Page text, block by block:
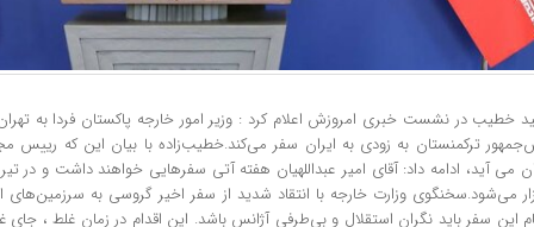
خطیب در نشست خبری امروزش اعلام کرد : وزیر امور خارجه پاکستان فردا به
ترکمنستان به زودی به ایران سفر می‌کند.خطیب‌زاده با بیان این که رییس
می آید، ادامه داد: آقای امیر عبداللهیان هفته آتی سفرهایی خواهند داشت و در
می‌شود.سخنگوی وزارت خارجه با انتقاد شدید از سفر اخیر گروسی به
این سفر باید نگران استقلال و بی‌طرفی آژانس باشد. این اقدام در زمان غلط ، جای